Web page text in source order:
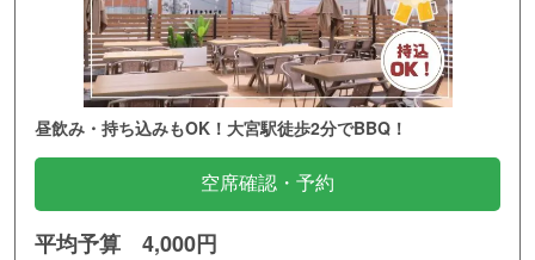
昼飲み・持ち込みもOK！大宮駅徒歩2分でBBQ！
空席確認・予約
平均予算 4,000円